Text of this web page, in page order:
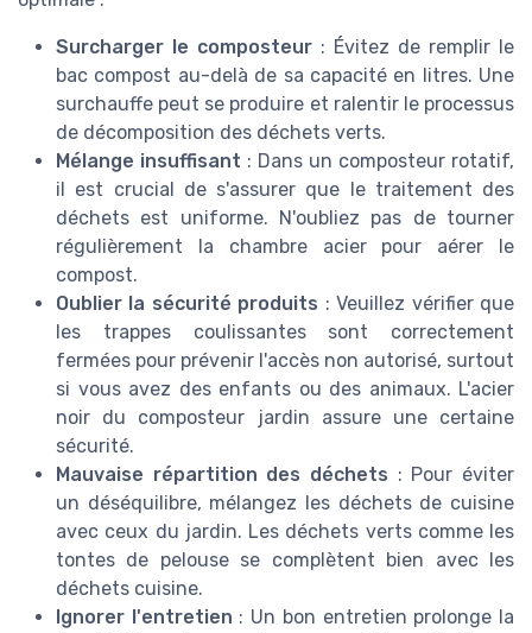
Surcharger le composteur : Évitez de remplir le
bac compost au-delà de sa capacité en litres. Une
surchauffe peut se produire et ralentir le processus
de décomposition des déchets verts.
Mélange insuffisant : Dans un composteur rotatif,
il est crucial de s'assurer que le traitement des
déchets est uniforme. N'oubliez pas de tourner
régulièrement la chambre acier pour aérer le
compost.
Oublier la sécurité produits : Veuillez vérifier que
les trappes coulissantes sont correctement
fermées pour prévenir l'accès non autorisé, surtout
si vous avez des enfants ou des animaux. L'acier
noir du composteur jardin assure une certaine
sécurité.
Mauvaise répartition des déchets : Pour éviter
un déséquilibre, mélangez les déchets de cuisine
avec ceux du jardin. Les déchets verts comme les
tontes de pelouse se complètent bien avec les
déchets cuisine.
Ignorer l'entretien : Un bon entretien prolonge la